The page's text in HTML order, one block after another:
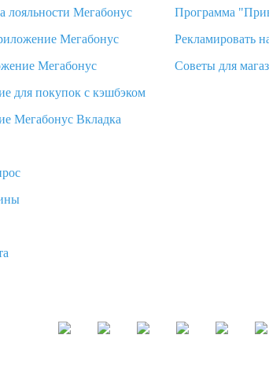
лояльности Мегабонус
Мегабонус
Мегабонус
для покупок с кэшбэком
Мегабонус Вкладка
Программа
Рекламировать
Советы для